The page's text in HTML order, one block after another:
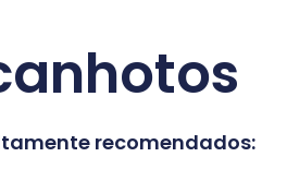
recomendados: